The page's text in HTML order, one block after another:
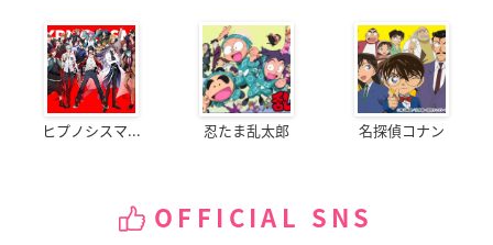
ヒプノシスマ... 忍たま乱太郎 名探偵コナン
OFFICIAL SNS